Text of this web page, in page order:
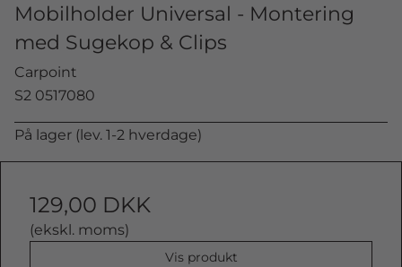
Mobilholder Universal - Montering
med Sugekop & Clips
Carpoint
S2 0517080
På lager (lev. 1-2 hverdage)
129,00 DKK
(ekskl. moms)
Vis produkt